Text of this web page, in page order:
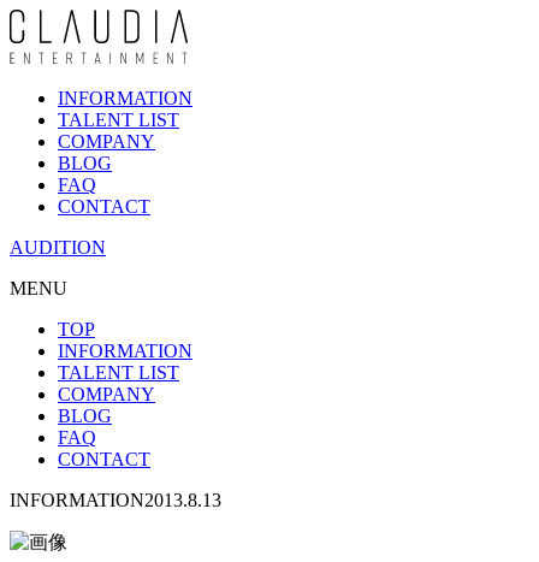
INFORMATION
TALENT LIST
COMPANY
BLOG
FAQ
CONTACT
AUDITION
MENU
TOP
INFORMATION
TALENT LIST
COMPANY
BLOG
FAQ
CONTACT
INFORMATION2013.8.13